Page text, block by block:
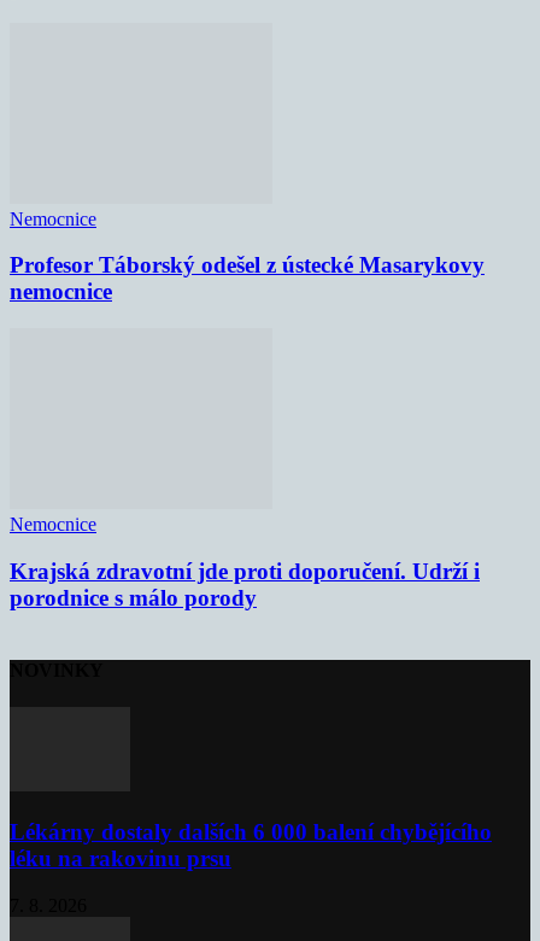
Nemocnice
Profesor Táborský odešel z ústecké Masarykovy
nemocnice
Nemocnice
Krajská zdravotní jde proti doporučení. Udrží i
porodnice s málo porody
Lékárny dostaly dalších 6 000 balení chybějícího
léku na rakovinu prsu